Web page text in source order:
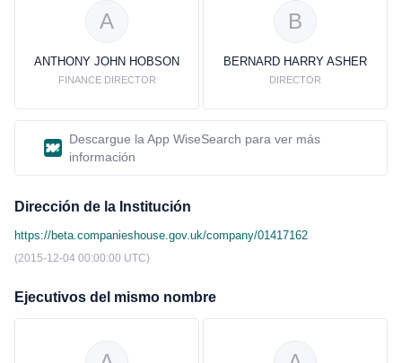
A
ANTHONY JOHN HOBSON
FINANCE DIRECTOR
B
BERNARD HARRY ASHER
DIRECTOR
Descargue la App WiseSearch para ver más
información
Dirección de la Institución
https://beta.companieshouse.gov.uk/company/01417162
(2015-12-04 00:00:00 UTC)
Ejecutivos del mismo nombre